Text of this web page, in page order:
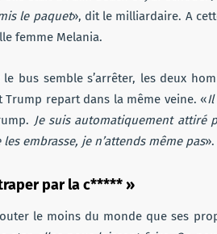
le paquet», dit le milliardaire. A
femme Melania.
bus semble s’arrêter, les deux
Trump repart dans la même veine. «Il
Je suis automatiquement attiré
les embrasse, je n’attends même pas».
par la c***** »
le moins du monde que ses